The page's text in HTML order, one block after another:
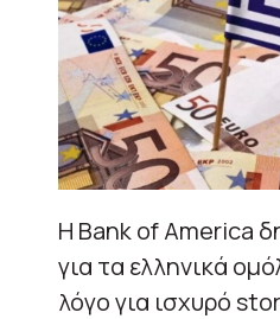
Η Bank of America
για τα ελληνικά
λόγο για ισχυρό